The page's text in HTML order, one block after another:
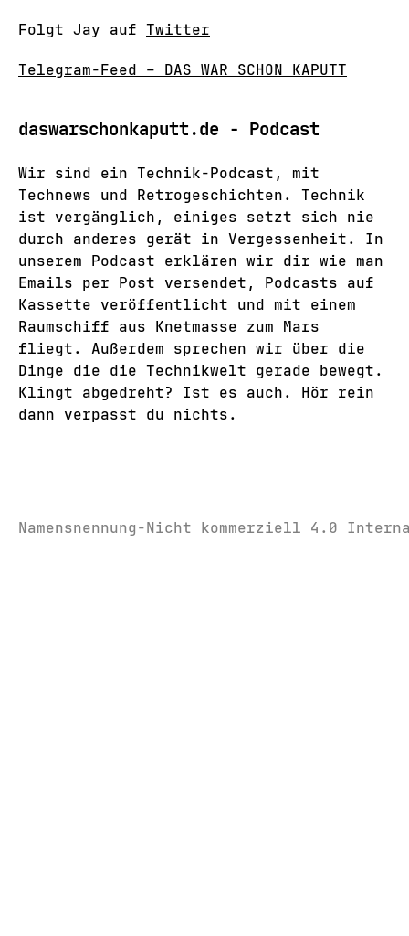
Folgt Jay auf Twitter
Telegram-Feed – DAS WAR SCHON KAPUTT
daswarschonkaputt.de - Podcast
Wir sind ein Technik-Podcast, mit
Technews und Retrogeschichten. Technik
ist vergänglich, einiges setzt sich nie
durch anderes gerät in Vergessenheit. In
unserem Podcast erklären wir dir wie man
Emails per Post versendet, Podcasts auf
Kassette veröffentlicht und mit einem
Raumschiff aus Knetmasse zum Mars
fliegt. Außerdem sprechen wir über die
Dinge die die Technikwelt gerade bewegt.
Klingt abgedreht? Ist es auch. Hör rein
dann verpasst du nichts.
Namensnennung-Nicht kommerziell 4.0